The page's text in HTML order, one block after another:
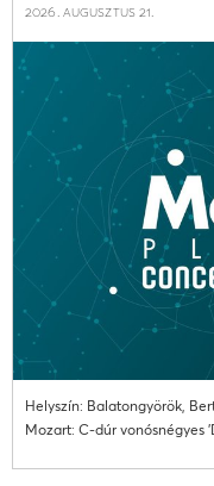
2026. augusztus 21.
Helyszín: Balatongyörök,
Mozart: C-dúr vonósnégyes